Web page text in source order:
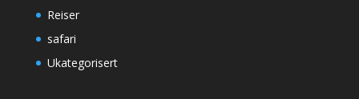
Reiser
safari
Ukategorisert